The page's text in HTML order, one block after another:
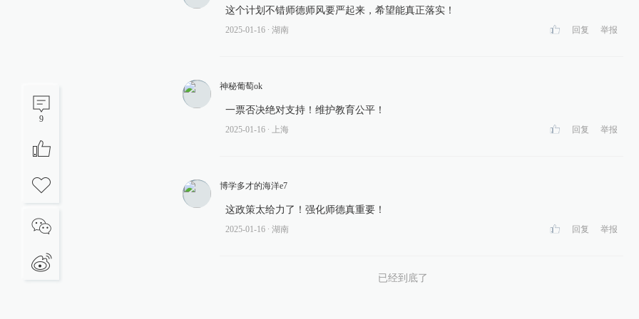
9
这个计划不错师德师风要严起来，希望能真正落实！
2025-01-16 ∙ 湖南 回复 举报
神秘葡萄ok
一票否决绝对支持！维护教育公平！
2025-01-16 ∙ 上海 回复 举报
博学多才的海洋e7
这政策太给力了！强化师德真重要！
2025-01-16 ∙ 湖南 回复 举报
已经到底了